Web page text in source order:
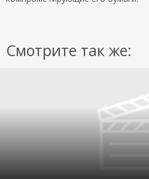
Смотрите так же: